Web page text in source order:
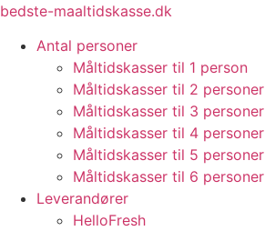
Videre
indhold
bedste-maaltidskasse.dk
Antal personer
Måltidskasser til 1 person
Måltidskasser til 2 personer
Måltidskasser til 3 personer
Måltidskasser til 4 personer
Måltidskasser til 5 personer
Måltidskasser til 6 personer
Leverandører
HelloFresh